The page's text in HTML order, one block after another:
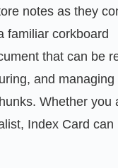
notes as they
familiar corkboard
that can be
and
Whether you
Index Card